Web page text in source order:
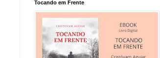
Tocando em Frente